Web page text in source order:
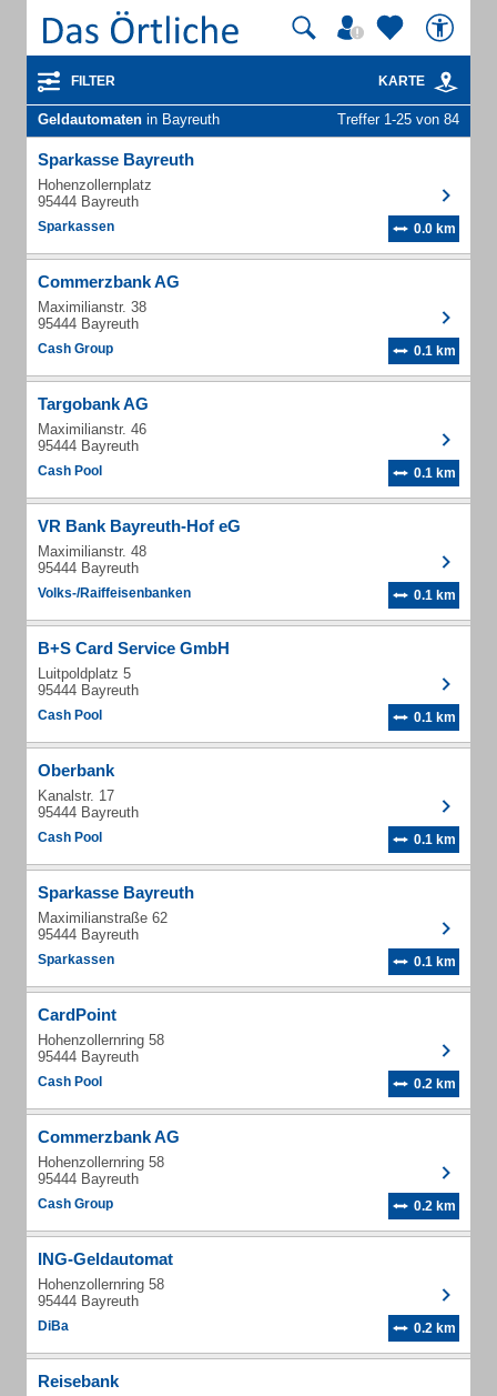
FILTER KARTE
Geldautomaten in Bayreuth Treffer 1-25 von 84
Sparkasse Bayreuth
Hohenzollernplatz
95444 Bayreuth
Sparkassen 0.0 km
Commerzbank AG
Maximilianstr. 38
95444 Bayreuth
Cash Group 0.1 km
Targobank AG
Maximilianstr. 46
95444 Bayreuth
Cash Pool 0.1 km
VR Bank Bayreuth-Hof eG
Maximilianstr. 48
95444 Bayreuth
Volks-/Raiffeisenbanken 0.1 km
B+S Card Service GmbH
Luitpoldplatz 5
95444 Bayreuth
Cash Pool 0.1 km
Oberbank
Kanalstr. 17
95444 Bayreuth
Cash Pool 0.1 km
Sparkasse Bayreuth
Maximilianstraße 62
95444 Bayreuth
Sparkassen 0.1 km
CardPoint
Hohenzollernring 58
95444 Bayreuth
Cash Pool 0.2 km
Commerzbank AG
Hohenzollernring 58
95444 Bayreuth
Cash Group 0.2 km
ING-Geldautomat
Hohenzollernring 58
95444 Bayreuth
DiBa 0.2 km
Reisebank